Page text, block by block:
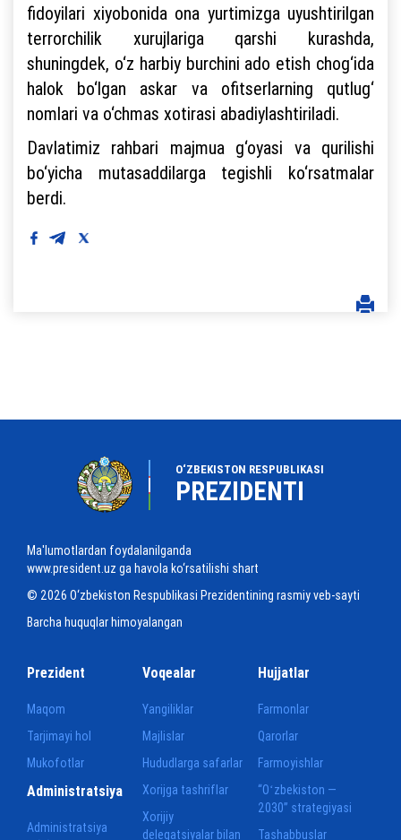
fidoyilari xiyobonida ona yurtimizga uyushtirilgan
terrorchilik xurujlariga qarshi kurashda,
shuningdek, o‘z harbiy burchini ado etish chog‘ida
halok bo‘lgan askar va ofitserlarning qutlug‘
nomlari va o‘chmas xotirasi abadiylashtiriladi.
Davlatimiz rahbari majmua g‘oyasi va qurilishi
bo‘yicha mutasaddilarga tegishli ko‘rsatmalar
berdi.
O‘ZBEKISTON RESPUBLIKASI
PREZIDENTI
Ma'lumotlardan foydalanilganda
www.president.uz ga havola ko‘rsatilishi shart
© 2026 O‘zbekiston Respublikasi Prezidentining rasmiy veb-sayti
Barcha huquqlar himoyalangan
Prezident
Maqom
Tarjimayi hol
Mukofotlar
Voqealar
Yangiliklar
Majlislar
Hududlarga safarlar
Xorijga tashriflar
Xorijiy
delegatsiyalar bilan
Hujjatlar
Farmonlar
Qarorlar
Farmoyishlar
“Oʻzbekiston —
2030” strategiyasi
Tashabbuslar
Administratsiya
Administratsiya